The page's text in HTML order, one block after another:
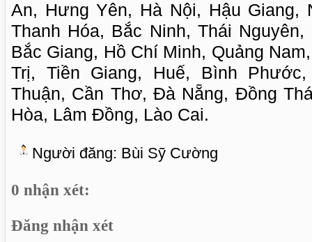
An, Hưng Yên, Hà Nội, Hậu Giang,
Thanh Hóa, Bắc Ninh, Thái
Bắc Giang, Hồ Chí Minh, Quảng
Trị, Tiền Giang, Huế, Bình
Thuận, Cần Thơ, Đà Nẵng, Đồng
Hòa, Lâm Đồng, Lào Cai.
Người đăng: Bùi Sỹ Cường
0 nhận xét:
Đăng nhận xét